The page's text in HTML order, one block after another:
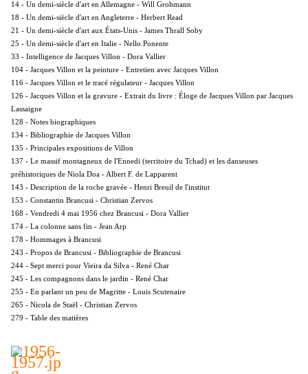
14 - Un demi-siècle d'art en Allemagne - Will Grohmann
18 - Un demi-siècle d'art en Angleterre - Herbert Read
21 - Un demi-siècle d'art aux États-Unis - James Thrall Soby
25 - Un demi-siècle d'art en Italie - Nello Ponente
33 - Intelligence de Jacques Villon - Dora Vallier
104 - Jacques Villon et la peinture - Entretien avec Jacques Villon
116 - Jacques Villon et le tracé régulateur - Jacques Villon
126 - Jacques Villon et la gravure - Extrait du livre : Éloge de Jacques Villon par Jacques
Lassaigne
128 - Notes biographiques
134 - Bibliographie de Jacques Villon
135 - Principales expositions de Villon
137 - Le massif montagneux de l'Ennedi (territoire du Tchad) et les danseuses
préhistoriques de Niola Doa - Albert F. de Lapparent
143 - Description de la roche gravée - Henri Breuil de l'institut
153 - Constantin Brancusi - Christian Zervos
168 - Vendredi 4 mai 1956 chez Brancusi - Dora Vallier
174 - La colonne sans fin - Jean Arp
178 - Hommages à Brancusi
243 - Propos de Brancusi - Bibliographie de Brancusi
244 - Sept merci pour Vieira da Silva - René Char
245 - Les compagnons dans le jardin - René Char
255 - En parlant un peu de Magritte - Louis Scutenaire
265 - Nicola de Staël - Christian Zervos
279 - Table des matières